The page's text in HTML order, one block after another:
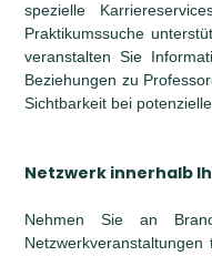
spezielle
Praktikumssuche
veranstalten Sie
Beziehungen zu
Sichtbarkeit bei
Netzwerk innerhalb
Nehmen Sie an